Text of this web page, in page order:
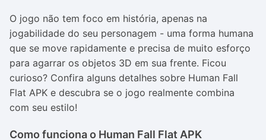
O jogo não tem foco em história, apenas na
jogabilidade do seu personagem - uma forma humana
que se move rapidamente e precisa de muito esforço
para agarrar os objetos 3D em sua frente. Ficou
curioso? Confira alguns detalhes sobre Human Fall
Flat APK e descubra se o jogo realmente combina
com seu estilo!
Como funciona o Human Fall Flat APK